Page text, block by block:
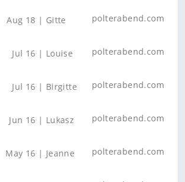
polterabend.com
Aug 18 | Gitte
polterabend.com
Jul 16 | Louise
polterabend.com
Jul 16 | Birgitte
polterabend.com
Jun 16 | Lukasz
polterabend.com
May 16 | Jeanne